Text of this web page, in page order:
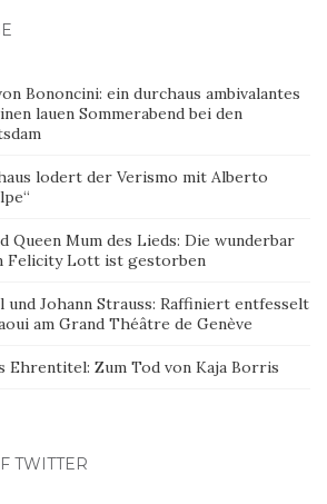
Bononcini: ein durchaus ambivalantes
lauen Sommerabend bei den
lodert der Verismo mit Alberto
Queen Mum des Lieds: Die wunderbar
Felicity Lott ist gestorben
und Johann Strauss: Raffiniert entfesselt
am Grand Théâtre de Genève
Ehrentitel: Zum Tod von Kaja Borris
TWITTER